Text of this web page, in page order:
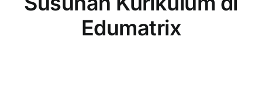
Edumatrix